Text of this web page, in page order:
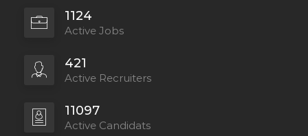
1124
Active Jobs
421
Active Recruiters
11097
Active Candidats